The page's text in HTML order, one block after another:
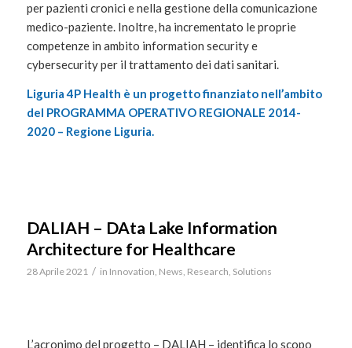
per pazienti cronici e nella gestione della comunicazione
medico-paziente. Inoltre, ha incrementato le proprie
competenze in ambito information security e
cybersecurity per il trattamento dei dati sanitari.
Liguria 4P Health è un progetto finanziato nell’ambito
del PROGRAMMA OPERATIVO REGIONALE 2014-
2020 – Regione Liguria.
DALIAH – DAta Lake Information
Architecture for Healthcare
28 Aprile 2021 / in Innovation News Research Solutions
L’acronimo del progetto – DALIAH – identifica lo scopo